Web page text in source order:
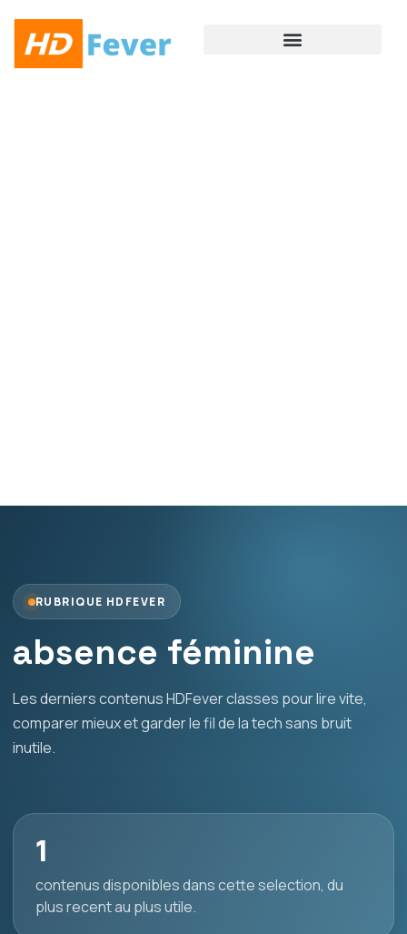
RUBRIQUE HDFEVER
absence féminine
Les derniers contenus HDFever classes pour lire vite,
comparer mieux et garder le fil de la tech sans bruit
inutile.
1
contenus disponibles dans cette selection, du
plus recent au plus utile.